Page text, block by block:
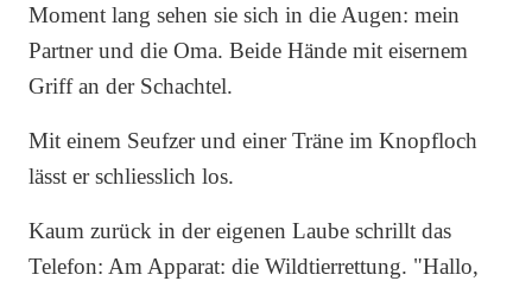
Moment lang sehen sie sich in die Augen: mein
Partner und die Oma. Beide Hände mit eisernem
Griff an der Schachtel.
Mit einem Seufzer und einer Träne im Knopfloch
lässt er schliesslich los.
Kaum zurück in der eigenen Laube schrillt das
Telefon: Am Apparat: die Wildtierrettung. "Hallo,